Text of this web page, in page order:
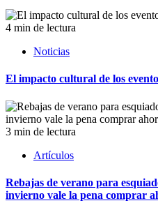
4 min de lectura
Noticias
El impacto cultural de los
3 min de lectura
Artículos
Rebajas de verano para
invierno vale la pena comprar